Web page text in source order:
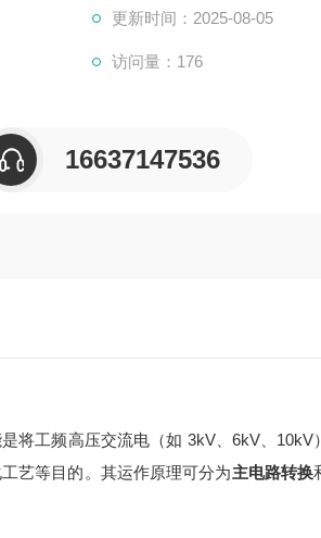
更新时间：2025-08-05
访问量：176
16637147536
将工频高压交流电（如 3kV、6kV、10kV
艺等目的。其运作原理可分为主电路转换